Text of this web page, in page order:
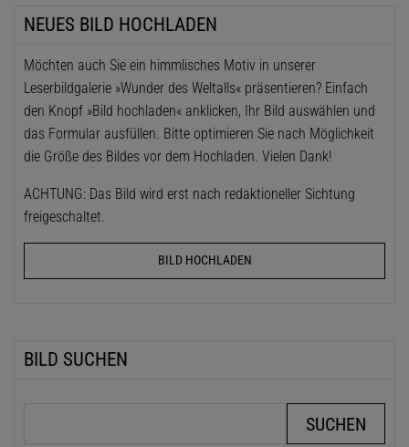
NEUES BILD HOCHLADEN
Möchten auch Sie ein himmlisches Motiv in unserer
Leserbildgalerie »Wunder des Weltalls« präsentieren? Einfach
den Knopf »Bild hochladen« anklicken, Ihr Bild auswählen und
das Formular ausfüllen. Bitte optimieren Sie nach Möglichkeit
die Größe des Bildes vor dem Hochladen. Vielen Dank!
ACHTUNG: Das Bild wird erst nach redaktioneller Sichtung
freigeschaltet.
BILD HOCHLADEN
BILD SUCHEN